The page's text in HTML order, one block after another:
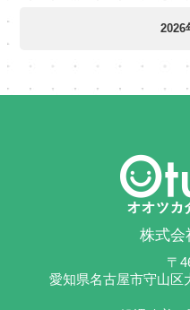
株式会
〒
愛知県名古屋市守山区